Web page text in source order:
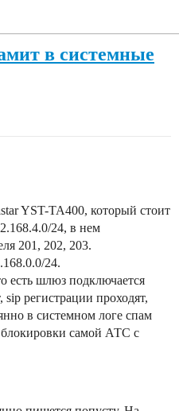
в системные
YST-TA400, который стоит
24, в нем
201, 202, 203.
24.
есть шлюз подключается
регистрации проходят,
в системном логе спам
самой АТС с